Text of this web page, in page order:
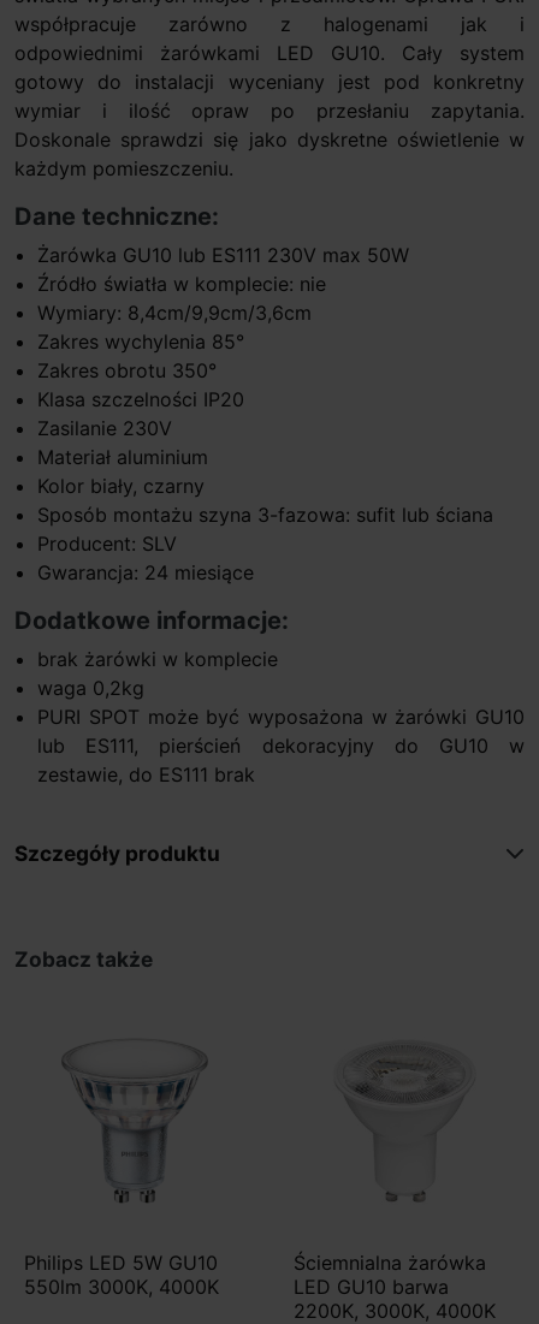
współpracuje zarówno z halogenami jak i
odpowiednimi żarówkami LED GU10. Cały system
gotowy do instalacji wyceniany jest pod konkretny
wymiar i ilość opraw po przesłaniu zapytania.
Doskonale sprawdzi się jako dyskretne oświetlenie w
każdym pomieszczeniu.
Dane techniczne:
Żarówka GU10 lub ES111 230V max 50W
Źródło światła w komplecie: nie
Wymiary: 8,4cm/9,9cm/3,6cm
Zakres wychylenia 85°
Zakres obrotu 350°
Klasa szczelności IP20
Zasilanie 230V
Materiał aluminium
Kolor biały, czarny
Sposób montażu szyna 3-fazowa: sufit lub ściana
Producent: SLV
Gwarancja: 24 miesiące
Dodatkowe informacje:
brak żarówki w komplecie
waga 0,2kg
PURI SPOT może być wyposażona w żarówki GU10
lub ES111, pierścień dekoracyjny do GU10 w
zestawie, do ES111 brak
Szczegóły produktu
Zobacz także
Philips LED 5W GU10
550lm 3000K, 4000K
Ściemnialna żarówka
LED GU10 barwa
2200K, 3000K, 4000K